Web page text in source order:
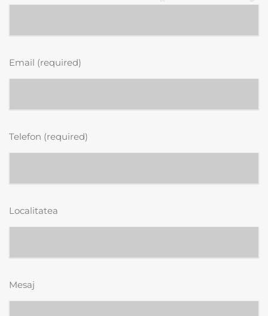
Email (required)
Telefon (required)
Localitatea
Mesaj